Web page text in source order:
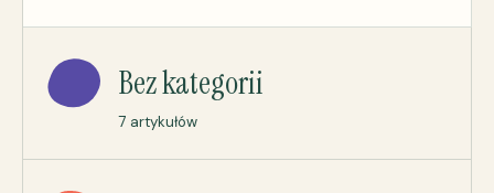
Bez kategorii
7 artykułów